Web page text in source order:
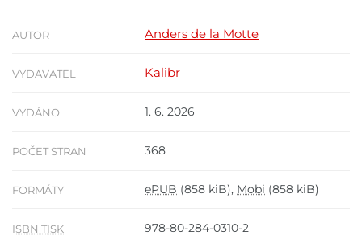
AUTOR Anders de la Motte
VYDAVATEL Kalibr
VYDÁNO 1. 6. 2026
POČET STRAN 368
FORMÁTY ePUB (858 kiB), Mobi (858 kiB)
ISBN TISK 978-80-284-0310-2